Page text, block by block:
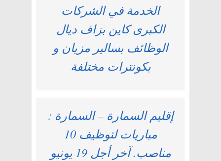
الخدمة في الشركات
الكبرى كاين بزاف ديال
الوظائف بسالير مزيان و
بكونترات مختلفة
إقليم السمارة – السمارة :
مباريات لتوظيف 10
مناصب. آخر أجل 19 يونيو